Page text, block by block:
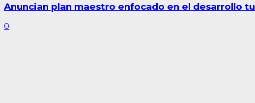
Anuncian plan maestro enfocado en el desarrollo
0